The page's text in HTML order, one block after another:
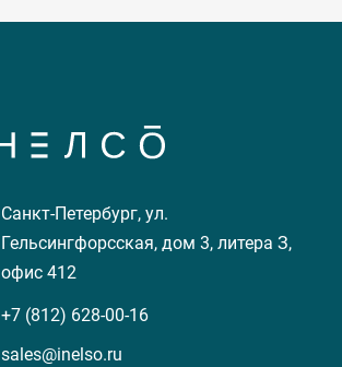
Санкт-Петербург, ул.
Гельсингфорсская, дом 3, литера З,
офис 412
+7 (812) 628-00-16
sales@inelso.ru